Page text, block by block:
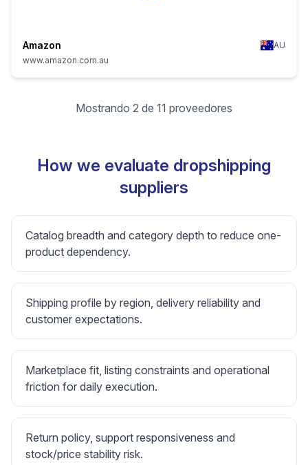
Amazon
AU
www.amazon.com.au
Mostrando 2 de 11 proveedores
How we evaluate dropshipping
suppliers
Catalog breadth and category depth to reduce one-
product dependency.
Shipping profile by region, delivery reliability and
customer expectations.
Marketplace fit, listing constraints and operational
friction for daily execution.
Return policy, support responsiveness and
stock/price stability risk.